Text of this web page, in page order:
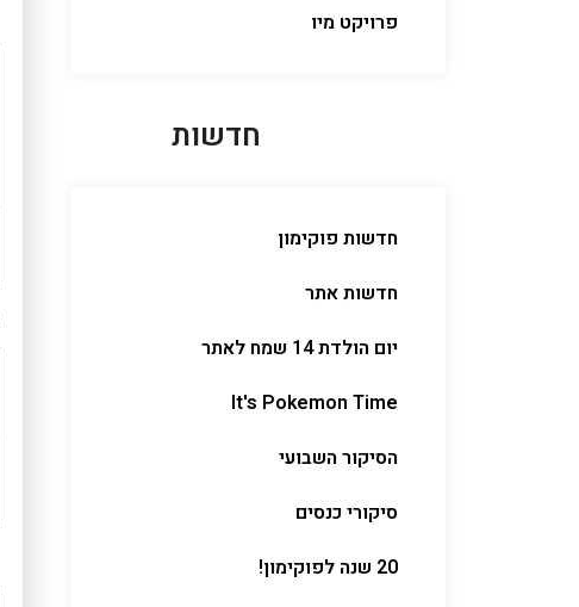
פרויקט מיו
חדשות
חדשות פוקימון
חדשות אתר
יום הולדת 14 שמח לאתר
It's Pokemon Time
הסיקור השבועי
סיקורי כנסים
20 שנה לפוקימון!